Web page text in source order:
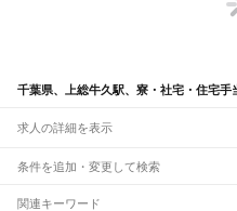
千葉県、上総牛久駅、寮・社宅・住宅
求人の詳細を表示
条件を追加・変更して検索
市区町村を追加・変更
関連キーワード